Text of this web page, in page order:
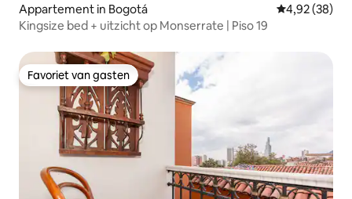
Appartement in Bogotá Gemiddelde
4,92 (38)
Kingsize bed + uitzicht op Monserrate | Piso 19
Favoriet van gasten
Favoriet van gasten